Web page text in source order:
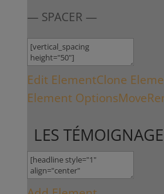
— SPACER —
Edit ElementClone
Element OptionsMove
LES